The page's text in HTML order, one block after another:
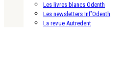
Les livres blancs Odenth
Les newsletters Inf’Odenth
La revue Autredent